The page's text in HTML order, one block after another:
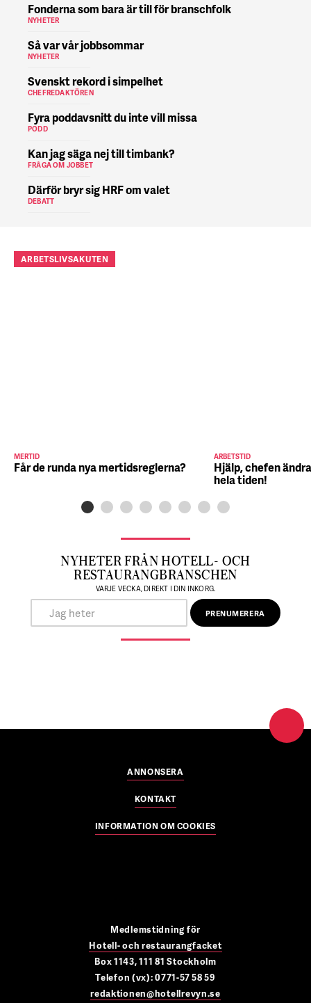
Fonderna som bara är till för branschfolk
NYHETER
Så var vår jobbsommar
NYHETER
Svenskt rekord i simpelhet
CHEFREDAKTÖREN
Fyra poddavsnitt du inte vill missa
PODD
Kan jag säga nej till timbank?
FRÅGA OM JOBBET
Därför bryr sig HRF om valet
DEBATT
ARBETSLIVSAKUTEN
MERTID
Får de runda nya mertidsreglerna?
ARBETSTID
Hjälp, chefen
hela tiden!
NYHETER FRÅN HOTELL- OCH
RESTAURANGBRANSCHEN
VARJE VECKA, DIREKT I DIN INKORG.
ANNONSERA
KONTAKT
INFORMATION OM COOKIES
Medlemstidning för
Hotell- och restaurangfacket
Box 1143, 111 81 Stockholm
Telefon (vx): 0771-57 58 59
redaktionen@hotellrevyn.se